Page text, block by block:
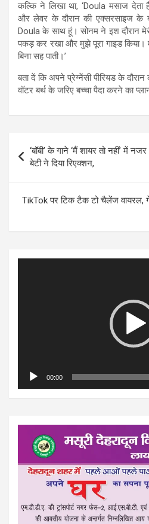
कल्कि ने लिखा था, ‘Doula मसाज
और लेवर के दौरान की एक्सरसाइज के
Doula के साथ हूं। सोनम ने इश दौरान
पकड़ कर रखा और मुझे पूरा गाइड
बिना सह पाती।’
बता दें कि अपने प्रेग्नेंसी पीरियड के
वॉटर बर्थ के जरिए बच्चा पैदा करने का
Post
navigation
‘बॉबी’ के गाने ‘मैं शायर तो नहीं’ में
बेटी ने दिया रिएक्शन,
TikTok पर टिक टैक टो चैलेंज वायरल,
00:00